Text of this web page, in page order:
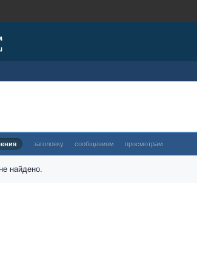
заголовку сообщениям просмотрам
найдено.